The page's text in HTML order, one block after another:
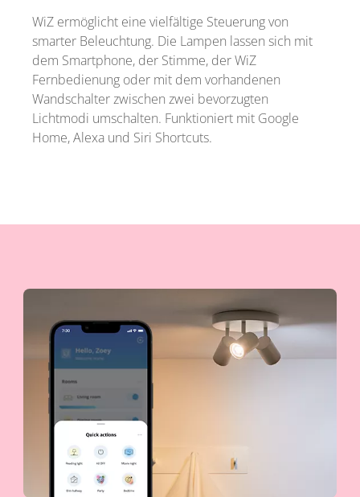
WiZ ermöglicht eine vielfältige Steuerung von
smarter Beleuchtung. Die Lampen lassen sich mit
dem Smartphone, der Stimme, der WiZ
Fernbedienung oder mit dem vorhandenen
Wandschalter zwischen zwei bevorzugten
Lichtmodi umschalten. Funktioniert mit Google
Home, Alexa und Siri Shortcuts.